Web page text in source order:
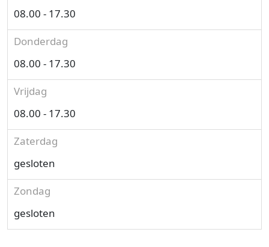
08.00 - 17.30
Donderdag
08.00 - 17.30
Vrijdag
08.00 - 17.30
Zaterdag
gesloten
Zondag
gesloten